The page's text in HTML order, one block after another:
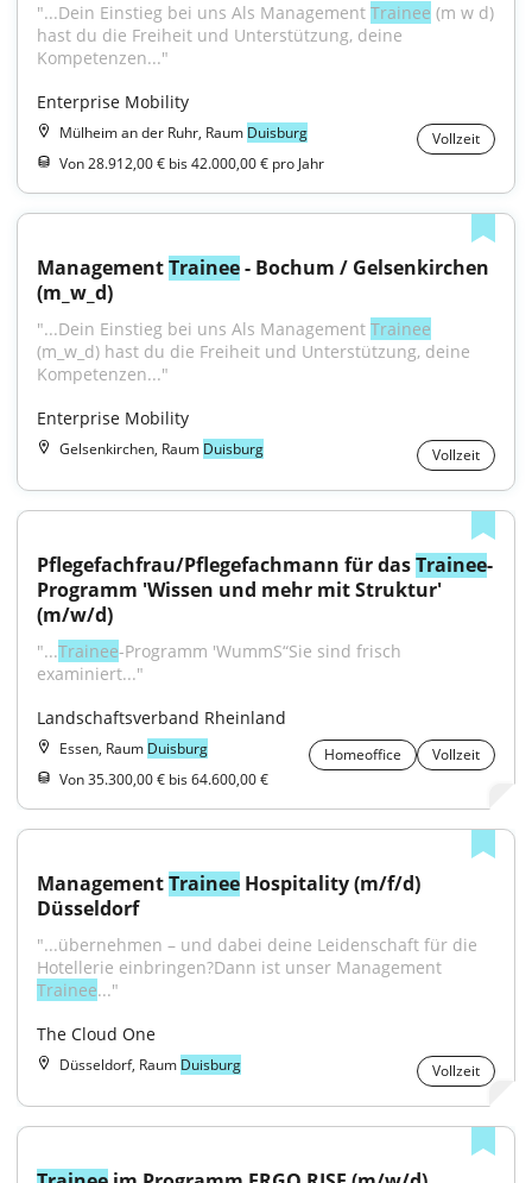
"...Dein Einstieg bei uns Als Management Trainee (m w d)
hast du die Freiheit und Unterstützung, deine
Kompetenzen..."
Enterprise Mobility
Mülheim an der Ruhr, Raum Duisburg
Vollzeit
Von 28.912,00 € bis 42.000,00 € pro Jahr
Management Trainee - Bochum / Gelsenkirchen
(m_w_d)
"...Dein Einstieg bei uns Als Management Trainee
(m_w_d) hast du die Freiheit und Unterstützung, deine
Kompetenzen..."
Enterprise Mobility
Gelsenkirchen, Raum Duisburg Vollzeit
Pflegefachfrau/Pflegefachmann für das Trainee-
Programm 'Wissen und mehr mit Struktur'
(m/w/d)
"...Trainee-Programm 'WummS“Sie sind frisch
examiniert..."
Landschaftsverband Rheinland
Essen, Raum Duisburg Homeoffice
Vollzeit
Von 35.300,00 € bis 64.600,00 €
Management Trainee Hospitality (m/f/d)
Düsseldorf
"...übernehmen – und dabei deine Leidenschaft für die
Trainee..."
The Cloud One
Düsseldorf, Raum Duisburg Vollzeit